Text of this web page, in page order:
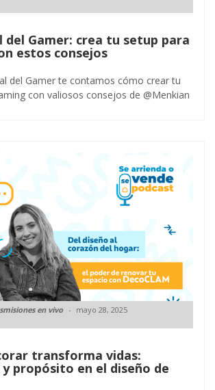
del Gamer: crea tu setup para
estos consejos
del Gamer te contamos cómo crear tu
con valiosos consejos de @Menkian
en vivo mayo 28, 2025
transforma vidas:
propósito en el diseño de